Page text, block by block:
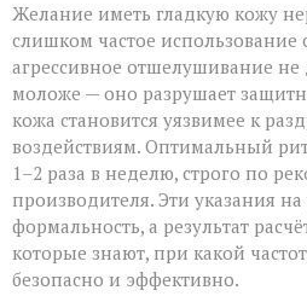
Желание иметь гладкую кожу
слишком частое использование
агрессивное отшелушивание не
моложе — оно разрушает
кожа становится уязвимее к
воздействиям. Оптимальный
1–2 раза в неделю, строго по
производителя. Эти указания
формальность, а результат
которые знают, при какой
безопасно и эффективно.